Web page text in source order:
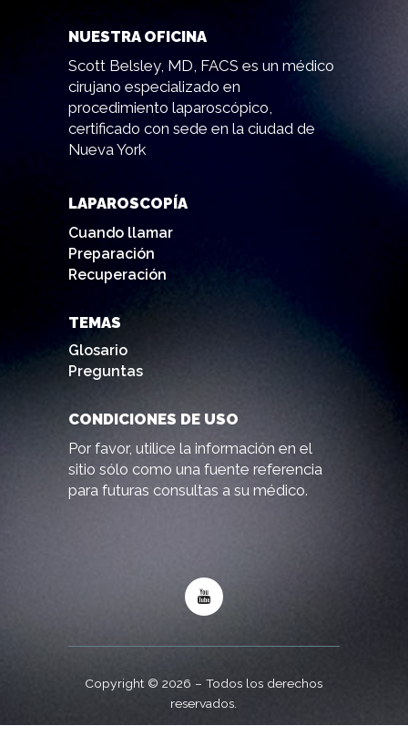
NUESTRA OFICINA
Scott Belsley, MD, FACS es un médico
cirujano especializado en
procedimiento laparoscópico,
certificado con sede en la ciudad de
Nueva York
LAPAROSCOPÍA
Cuando llamar
Preparación
Recuperación
TEMAS
Glosario
Preguntas
CONDICIONES DE USO
Por favor, utilice la información en el
sitio sólo como una fuente referencia
para futuras consultas a su médico.
Copyright © 2026 – Todos los derechos
reservados.